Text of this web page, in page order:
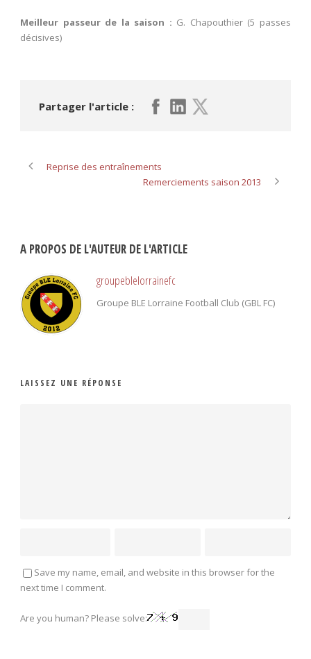
Meilleur passeur de la saison : G. Chapouthier (5 passes
décisives)
Partager l'article :
Reprise des entraînements
Remerciements saison 2013
A PROPOS DE L'AUTEUR DE L'ARTICLE
groupeblelorrainefc
Groupe BLE Lorraine Football Club (GBL FC)
LAISSEZ UNE RÉPONSE
Save my name, email, and website in this browser for the
next time I comment.
Are you human? Please solve: